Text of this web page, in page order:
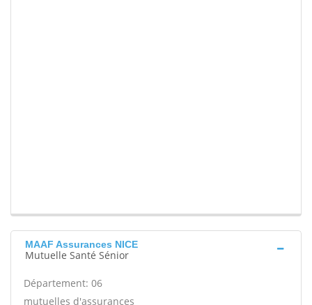
MAAF Assurances NICE
Mutuelle Santé Sénior
Département: 06
mutuelles d'assurances